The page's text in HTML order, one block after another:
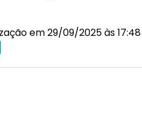
em 29/09/2025 às 17:48